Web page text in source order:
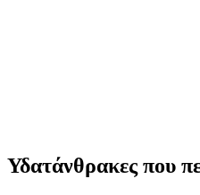
Υδατάνθρακες που